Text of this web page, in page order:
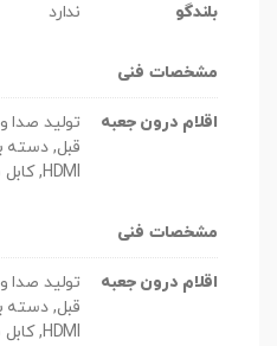
بلندگو ندارد
مشخصات فنی
اقلام درون جعبه
تولید صدا
HDMI, کابل برق
مشخصات فنی
اقلام درون جعبه
تولید صدا
HDMI, کابل برق